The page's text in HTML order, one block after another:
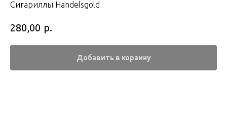
Сигариллы Handelsgold
280,00 р.
Добавить в корзину